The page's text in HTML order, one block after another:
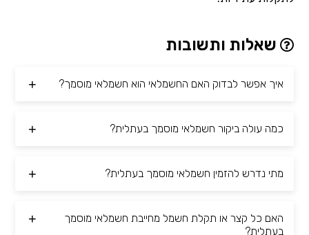
שאלות ותשובות
איך אפשר לבדוק האם החשמלאי הוא חשמלאי מוסמך?
כמה עולה ביקור חשמלאי מוסמך בעתלית?
מתי נדרש להזמין חשמלאי מוסמך בעתלית?
האם כל קצר או תקלת חשמל מחייבת חשמלאי מוסמך
בעתלית?